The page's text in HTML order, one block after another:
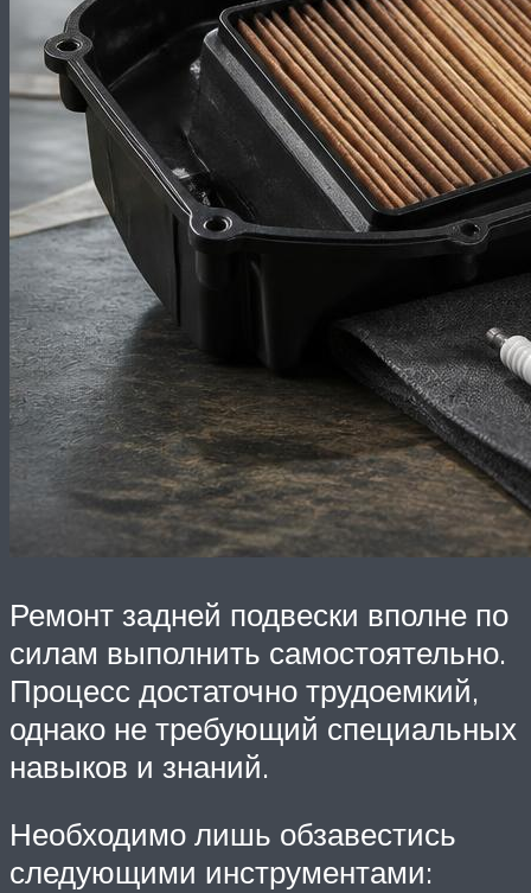
Ремонт задней подвески вполне по
силам выполнить самостоятельно.
Процесс достаточно трудоемкий,
однако не требующий специальных
навыков и знаний.
Необходимо лишь обзавестись
следующими инструментами: